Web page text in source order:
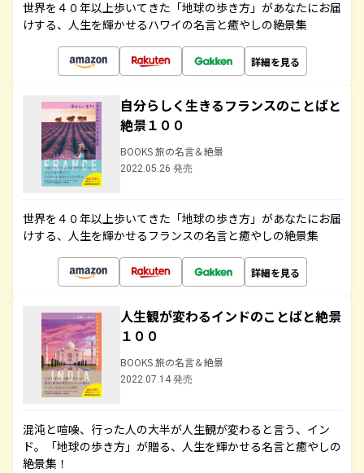
世界を４０年以上歩いてきた「地球の歩き方」があなたにお届
けする、人生を輝かせるハワイの名言と癒やしの絶景集
詳細を見る
自分らしく生きるフランスのことばと
絶景１００
BOOKS 旅の名言＆絶景
2022.05.26 発売
世界を４０年以上歩いてきた「地球の歩き方」があなたにお届
けする、人生を輝かせるフランスの名言と癒やしの絶景集
詳細を見る
人生観が変わるインドのことばと絶景
１００
BOOKS 旅の名言＆絶景
2022.07.14 発売
混沌と喧噪、行った人の大半が人生観が変わると言う、イン
ド。「地球の歩き方」が贈る、人生を輝かせる名言と癒やしの
絶景集！